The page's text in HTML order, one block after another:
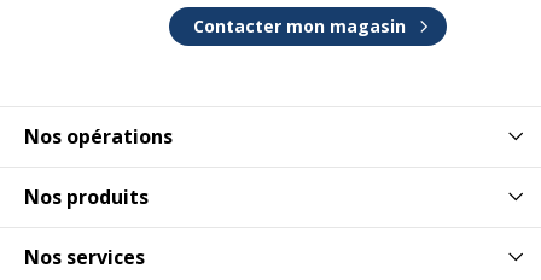
Nos opérations
Nos produits
Nos services
Contacter mon magasin